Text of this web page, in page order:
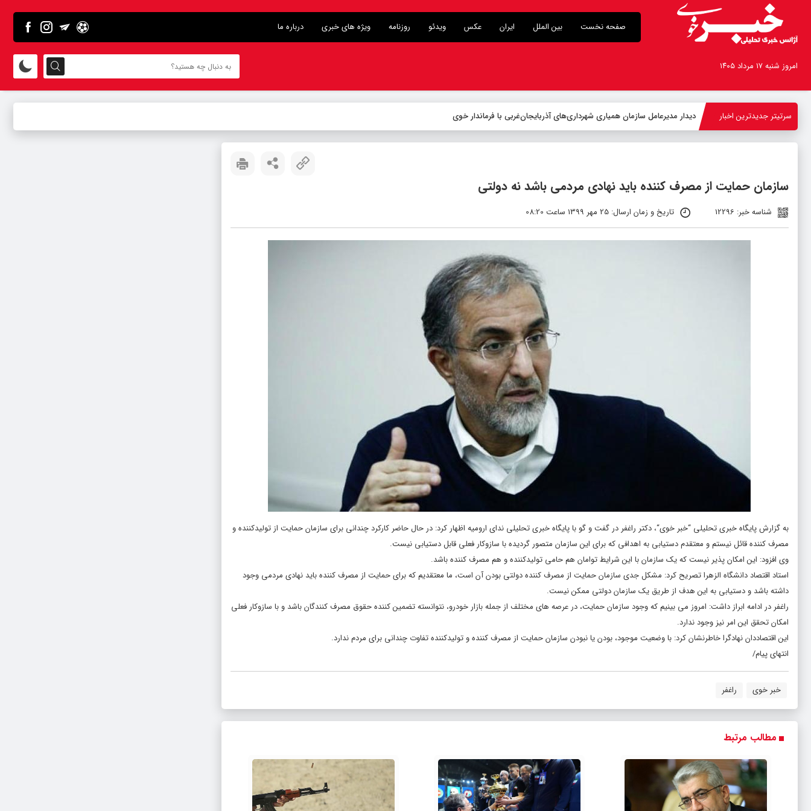
صفحه نخست بین الملل ایران عکس ویدئو روزنامه ویژه های خبری درباره ما
امروز شنبه ۱۷ مرداد ۱۴۰۵
سرتیتر جدیدترین اخبار دیدار مدیرعامل سازمان همیاری شهرداری‌های آذربایجان‌غربی با فرماندار خوی
سازمان حمایت از مصرف کننده باید نهادی مردمی باشد نه دولتی
شناسه خبر: 12296 تاریخ و زمان ارسال: 25 مهر 1399 ساعت 08:20
به گزارش پایگاه خبری تحلیلی “خبر خوی“، دکتر راغفر در گفت و گو با پایگاه خبری تحلیلی ندای ارومیه اظهار کرد: در حال حاضر کارکرد چندانی برای سازمان حمایت از تولیدکننده و
مصرف کننده قائل نیستم و معتقدم دستیابی به اهدافی که برای این سازمان متصور گردیده با سازوکار فعلی قابل دستیابی نیست.
وی افزود: این امکان پذیر نیست که یک سازمان با این شرایط توامان هم حامی تولیدکننده و هم مصرف کننده باشد.
استاد اقتصاد دانشگاه الزهرا تصریح کرد: مشکل جدی سازمان حمایت از مصرف کننده دولتی بودن آن است، ما معتقدیم که برای حمایت از مصرف کننده باید نهادی مردمی وجود
داشته باشد و دستیابی به این هدف از طریق یک سازمان دولتی ممکن نیست.
راغفر در ادامه ابراز داشت: امروز می بینیم که وجود سازمان حمایت، در عرصه های مختلف از جمله بازار خودرو، نتوانسته تضمین کننده حقوق مصرف کنندگان باشد و با سازوکار فعلی
امکان تحقق این امر نیز وجود ندارد.
این اقتصاددان نهادگرا خاطرنشان کرد: با وضعیت موجود، بودن یا نبودن سازمان حمایت از مصرف کننده و تولیدکننده تفاوت چندانی برای مردم ندارد.
انتهای پیام/
خبر خوی راغفر
مطالب مرتبط